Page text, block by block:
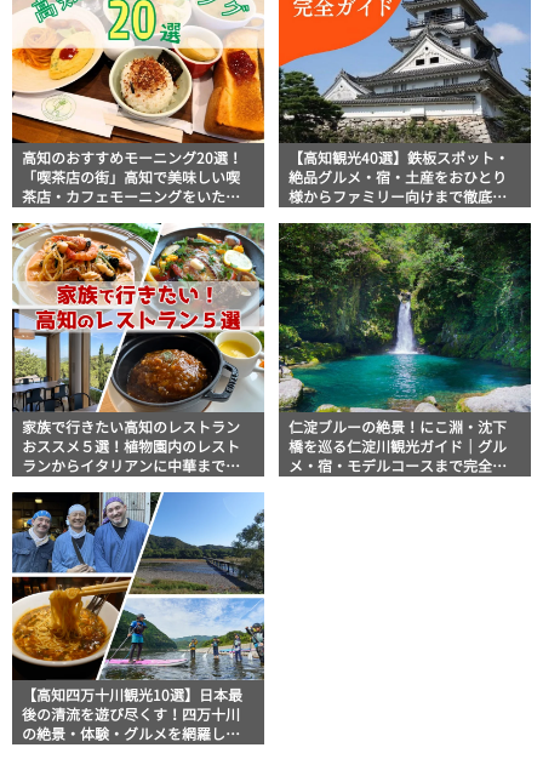
高知のおすすめモーニング20選！
「喫茶店の街」高知で美味しい喫
茶店・カフェモーニングをいただ
【高知観光40選】鉄板スポット・
絶品グルメ・宿・土産をおひとり
様からファミリー向けまで徹底解
家族で行きたい高知のレストラン
おススメ５選！植物園内のレスト
ランからイタリアンに中華まで楽
仁淀ブルーの絶景！にこ淵・沈下
橋を巡る仁淀川観光ガイド｜グル
メ・宿・モデルコースまで完全網
【高知四万十川観光10選】日本最
後の清流を遊び尽くす！四万十川
の絶景・体験・グルメを網羅した